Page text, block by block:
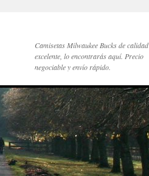
Camisetas Milwaukee Bucks de calidad
excelente, lo encontrarás aquí. Precio
negociable y envío rápido.